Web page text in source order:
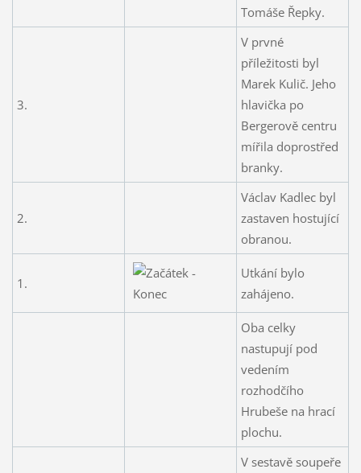
Tomáše Řepky.
3.
V prvné
příležitosti byl
Marek Kulič. Jeho
hlavička po
Bergerově centru
mířila doprostřed
branky.
2.
Václav Kadlec byl
zastaven hostující
obranou.
1.
Utkání bylo
zahájeno.
Oba celky
nastupují pod
vedením
rozhodčího
Hrubeše na hrací
plochu.
V sestavě soupeře